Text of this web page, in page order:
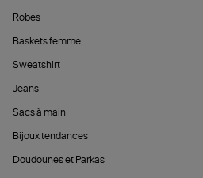
Robes
Baskets femme
Sweatshirt
Jeans
Sacs à main
Bijoux tendances
Doudounes et Parkas